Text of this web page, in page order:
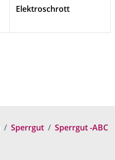
Sperrgut
Sperrgut -ABC
Elektroschrott